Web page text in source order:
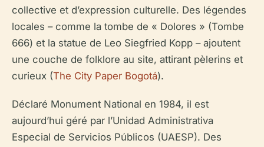
collective et d’expression culturelle. Des légendes
locales – comme la tombe de « Dolores » (Tombe
666) et la statue de Leo Siegfried Kopp – ajoutent
une couche de folklore au site, attirant pèlerins et
curieux (The City Paper Bogotá).
Déclaré Monument National en 1984, il est
aujourd’hui géré par l’Unidad Administrativa
Especial de Servicios Públicos (UAESP). Des